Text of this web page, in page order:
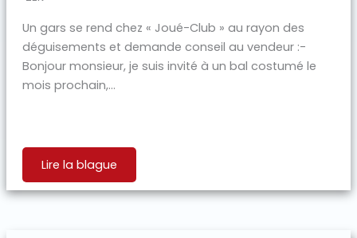
Un gars se rend chez « Joué-Club » au rayon des
déguisements et demande conseil au vendeur :-
Bonjour monsieur, je suis invité à un bal costumé le
mois prochain,...
Lire la blague